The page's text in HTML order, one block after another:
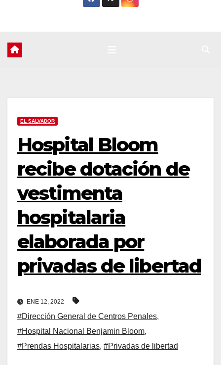
EL SALVADOR
Hospital Bloom
recibe dotación de
vestimenta
hospitalaria
elaborada por
privadas de libertad
ENE 12, 2022
#Dirección General de Centros Penales,
#Hospital Nacional Benjamin Bloom,
#Prendas Hospitalarias, #Privadas de libertad